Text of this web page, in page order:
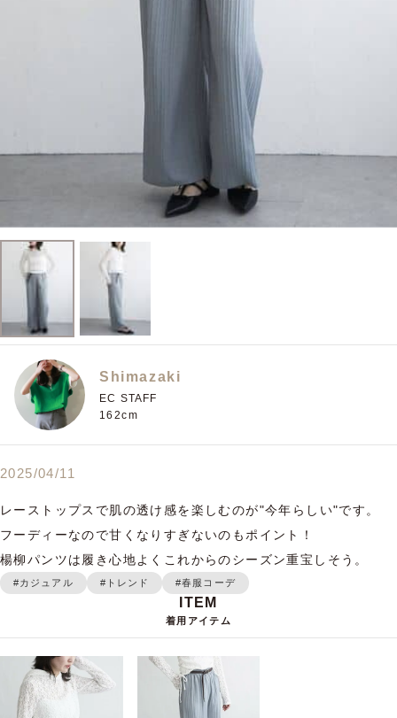
Shimazaki
EC STAFF
162cm
2025/04/11
レーストップスで肌の透け感を楽しむのが"今年らしい"です。
フーディーなので甘くなりすぎないのもポイント！
楊柳パンツは履き心地よくこれからのシーズン重宝しそう。
#カジュアル #トレンド #春服コーデ
着用アイテム